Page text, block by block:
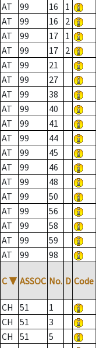
AT
99 16 1
AT
99 16 2
AT
99 17 1
AT
99 17 2
AT
99 21
AT
99 27
AT
99 38
AT
99 40
AT
99 41
AT
99 44
AT
99 45
AT
99 46
AT
99 48
AT
99 50
AT
99 56
AT
99 58
AT
99 59
AT
99 98
C ▼ ASSOC No. D Code
CH 51 1
CH
51 3
CH
51 5